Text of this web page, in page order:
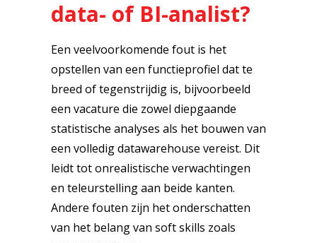
data- of BI-analist?
Een veelvoorkomende fout is het
opstellen van een functieprofiel dat te
breed of tegenstrijdig is, bijvoorbeeld
een vacature die zowel diepgaande
statistische analyses als het bouwen van
een volledig datawarehouse vereist. Dit
leidt tot onrealistische verwachtingen
en teleurstelling aan beide kanten.
Andere fouten zijn het onderschatten
van het belang van soft skills zoals